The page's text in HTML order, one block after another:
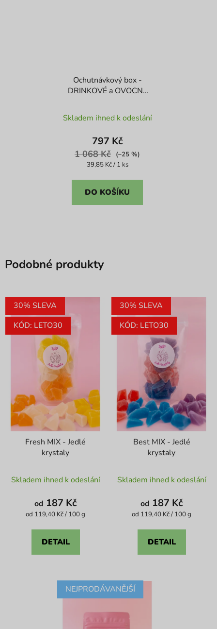
Ochutnávkový box -
DRINKOVÉ a OVOCNÉ
hodnocení
produktu
je
4,3
5
Skladem ihned k odeslání
797 Kč
1 068 Kč
(–25 %)
Měrná
39,85 Kč / 1 ks
DO KOŠÍKU
Podobné produkty
30% SLEVA
KÓD: LETO30
Fresh MIX - Jedlé
krystaly
hodnocení
produktu
je
z
Skladem ihned k odeslání
od 187 Kč
Měrná
od 119,40 Kč / 100 g
DETAIL
30% SLEVA
KÓD: LETO30
Best MIX - Jedlé
krystaly
hodnocení
produktu
je
z
Skladem ihned k odeslání
od 187 Kč
Měrná
od 119,40 Kč / 100 g
DETAIL
NEJPRODÁVANĚJŠÍ